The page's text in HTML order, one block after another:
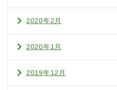
2020年2月
2020年1月
2019年12月